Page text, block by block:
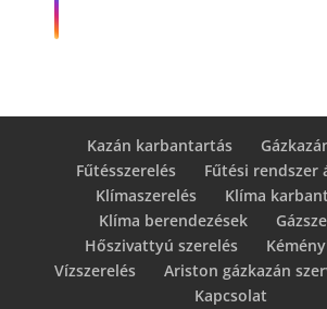
Kazán karbantartás
Fűtésszerelés
Fűtési rendszer
Klímaszerelés
Klíma
Klíma berendezések
Hőszivattyú szerelés
Vízszerelés
Ariston gázkazán
Kapcsolat